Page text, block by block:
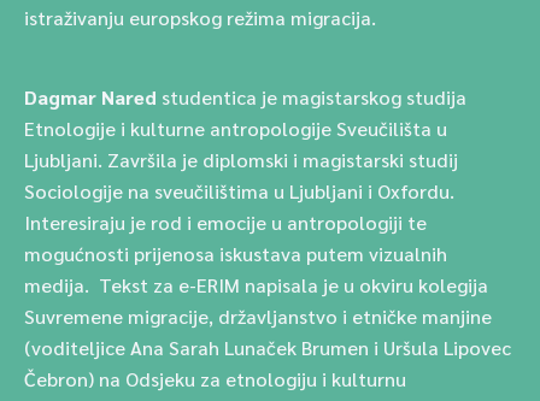
istraživanju europskog režima migracija.
Dagmar Nared studentica je magistarskog studija
Etnologije i kulturne antropologije Sveučilišta u
Ljubljani. Završila je diplomski i magistarski studij
Sociologije na sveučilištima u Ljubljani i Oxfordu.
Interesiraju je rod i emocije u antropologiji te
mogućnosti prijenosa iskustava putem vizualnih
medija. Tekst za e-ERIM napisala je u okviru kolegija
Suvremene migracije, državljanstvo i etničke manjine
(voditeljice Ana Sarah Lunaček Brumen i Uršula Lipovec
Čebron) na Odsjeku za etnologiju i kulturnu